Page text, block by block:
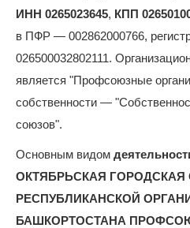
ИНН 0265023645, КПП
в ПФР — 002862000766,
026500032802111.
является "Профсоюзные
собственности —
союзов".
Основным видом
ОКТЯБРЬСКАЯ ГОРОДСКАЯ
РЕСПУБЛИКАНСКОЙ
БАШКОРТОСТАНА